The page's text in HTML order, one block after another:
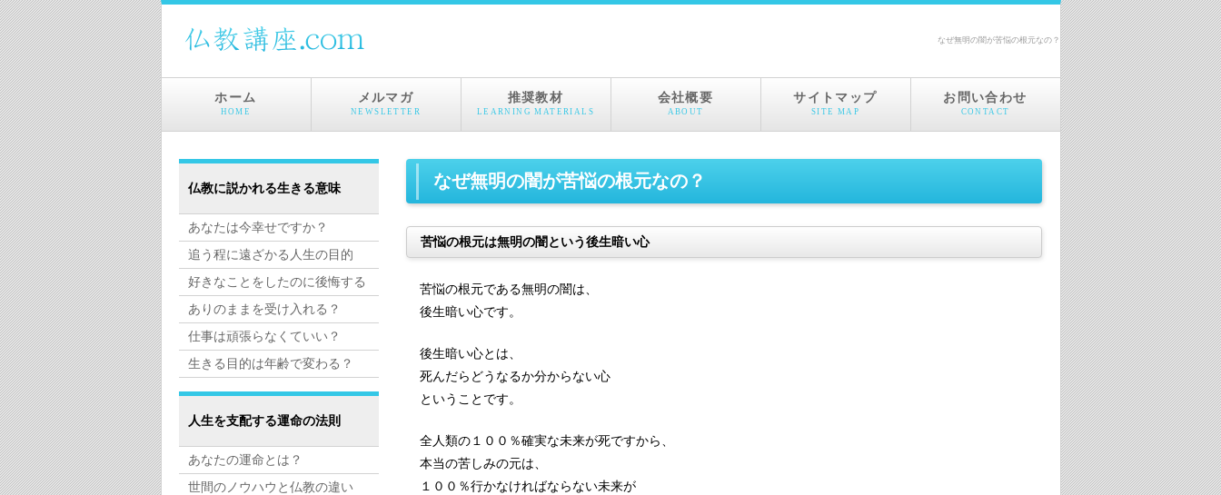
なぜ無明の闇が苦悩の根元なの？
ホーム
HOME
メルマガ
NEWSLETTER
推奨教材
LEARNING MATERIALS
会社概要
ABOUT
サイトマップ
SITE MAP
お問い合わせ
CONTACT
なぜ無明の闇が苦悩の根元なの？
苦悩の根元は無明の闇という後生暗い心
苦悩の根元である無明の闇は、
後生暗い心です。
後生暗い心とは、
死んだらどうなるか分からない心
ということです。
全人類の１００％確実な未来が死ですから、
本当の苦しみの元は、
１００％行かなければならない未来が
仏教に説かれる生きる意味
あなたは今幸せですか？
追う程に遠ざかる人生の目的
好きなことをしたのに後悔する
ありのままを受け入れる？
仕事は頑張らなくていい？
生きる目的は年齢で変わる？
人生を支配する運命の法則
あなたの運命とは？
世間のノウハウと仏教の違い